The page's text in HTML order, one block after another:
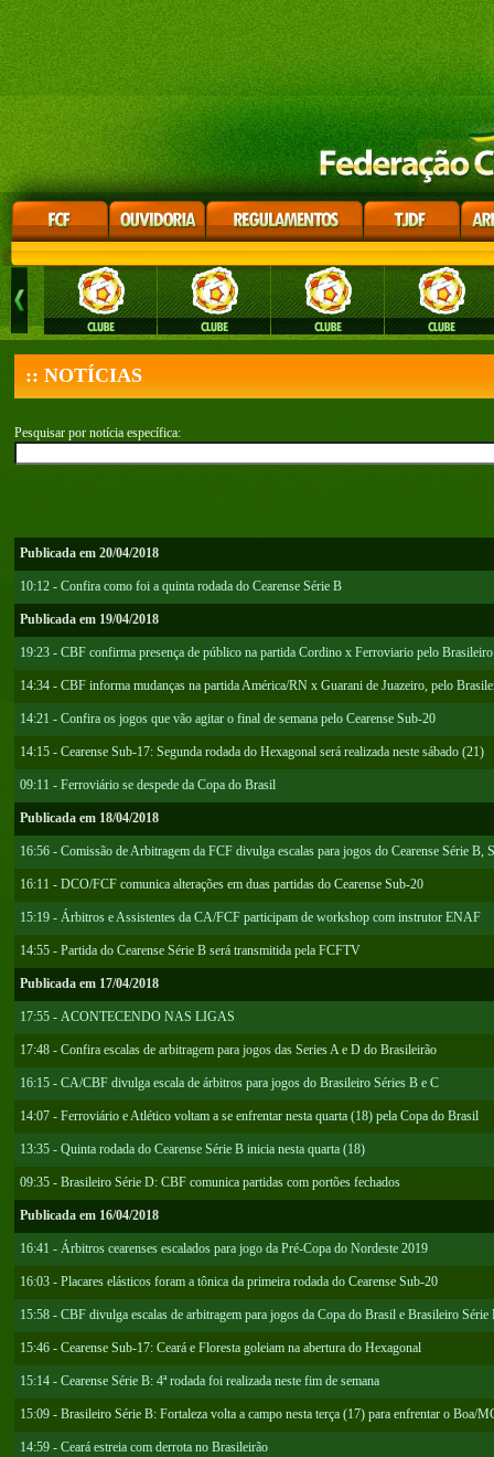
:: NOTÍCIAS
Pesquisar por notícia específica:
Publicada em 20/04/2018
10:12 - Confira como foi a quinta rodada do Cearense Série B
Publicada em 19/04/2018
19:23 - CBF confirma presença de público na partida Cordino x Ferroviario pelo
14:34 - CBF informa mudanças na partida América/RN x Guarani de Juazeiro, pelo
14:21 - Confira os jogos que vão agitar o final de semana pelo Cearense Sub-20
14:15 - Cearense Sub-17: Segunda rodada do Hexagonal será realizada neste sábado (21)
09:11 - Ferroviário se despede da Copa do Brasil
Publicada em 18/04/2018
16:56 - Comissão de Arbitragem da FCF divulga escalas para jogos do Cearense Série B,
16:11 - DCO/FCF comunica alterações em duas partidas do Cearense Sub-20
15:19 - Árbitros e Assistentes da CA/FCF participam de workshop com instrutor ENAF
14:55 - Partida do Cearense Série B será transmitida pela FCFTV
Publicada em 17/04/2018
17:55 - ACONTECENDO NAS LIGAS
17:48 - Confira escalas de arbitragem para jogos das Series A e D do Brasileirão
16:15 - CA/CBF divulga escala de árbitros para jogos do Brasileiro Séries B e C
14:07 - Ferroviário e Atlético voltam a se enfrentar nesta quarta (18) pela Copa do Brasil
13:35 - Quinta rodada do Cearense Série B inicia nesta quarta (18)
09:35 - Brasileiro Série D: CBF comunica partidas com portões fechados
Publicada em 16/04/2018
16:41 - Árbitros cearenses escalados para jogo da Pré-Copa do Nordeste 2019
16:03 - Placares elásticos foram a tônica da primeira rodada do Cearense Sub-20
15:58 - CBF divulga escalas de arbitragem para jogos da Copa do Brasil e Brasileiro Série
15:46 - Cearense Sub-17: Ceará e Floresta goleiam na abertura do Hexagonal
15:14 - Cearense Série B: 4ª rodada foi realizada neste fim de semana
15:09 - Brasileiro Série B: Fortaleza volta a campo nesta terça (17) para enfrentar o Boa/
14:59 - Ceará estreia com derrota no Brasileirão